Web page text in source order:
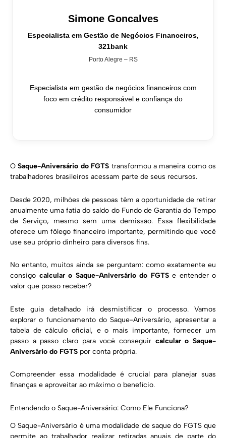
Simone Goncalves
Especialista em Gestão de Negócios Financeiros,
321bank
Porto Alegre – RS
Especialista em gestão de negócios financeiros com
foco em crédito responsável e confiança do
consumidor
OSaque-Aniversário do FGTS transformou a maneira como os
trabalhadores brasileiros acessam parte de seus recursos.
Desde 2020, milhões de pessoas têm a oportunidade de retirar
anualmente uma fatia do saldo do Fundo de Garantia do Tempo
de Serviço, mesmo sem uma demissão. Essa flexibilidade
oferece um fôlego financeiro importante, permitindo que você
use seu próprio dinheiro para diversos fins.
No entanto, muitos ainda se perguntam: como exatamente eu
consigo calcular o Saque-Aniversário do FGTSe entender o
valor que posso receber?
Este guia detalhado irá desmistificar o processo. Vamos
explorar o funcionamento do Saque-Aniversário, apresentar a
tabela de cálculo oficial, e o mais importante, fornecer um
passo a passo claro para você conseguir calcular o Saque-
Aniversário do FGTS por conta própria.
Compreender essa modalidade é crucial para planejar suas
finanças e aproveitar ao máximo o benefício.
Entendendo o Saque-Aniversário: Como Ele Funciona?
O Saque-Aniversário é uma modalidade de saque do FGTS que
permite ao trabalhador realizar retiradas anuais de parte do